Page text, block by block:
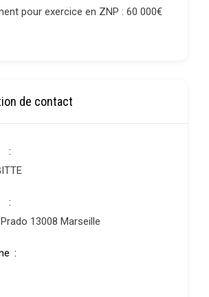
pour exercice en ZNP : 60 000€
de contact
13008 Marseille